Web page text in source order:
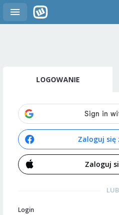
LOGOWANIE
Zaloguj się
Zaloguj
LUB
Login